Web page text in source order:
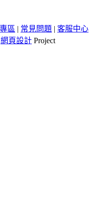
區 | 常見問題 | 客服中心
網頁設計 Project